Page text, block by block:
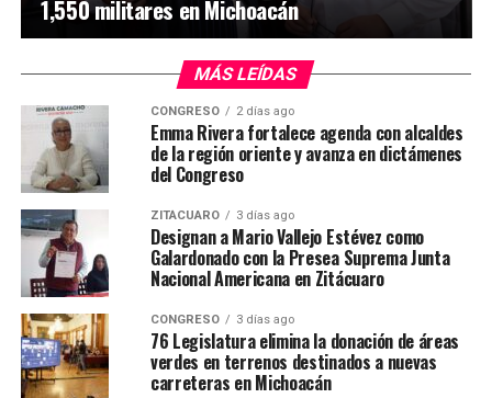
1,550 militares en Michoacán
MÁS LEÍDAS
CONGRESO 2 días ago
Emma Rivera fortalece agenda con alcaldes
de la región oriente y avanza en dictámenes
del Congreso
ZITÁCUARO 3 días ago
Designan a Mario Vallejo Estévez como
Galardonado con la Presea Suprema Junta
Nacional Americana en Zitácuaro
CONGRESO 3 días ago
76 Legislatura elimina la donación de áreas
verdes en terrenos destinados a nuevas
carreteras en Michoacán